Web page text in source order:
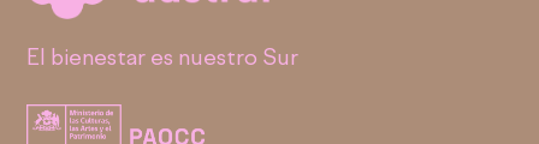
El bienestar es nuestro Sur